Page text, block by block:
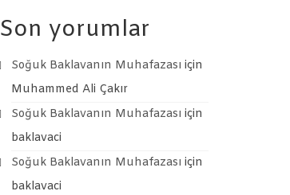
Son yorumlar
Soğuk Baklavanın Muhafazası için
Muhammed Ali Çakır
Soğuk Baklavanın Muhafazası için
baklavaci
Soğuk Baklavanın Muhafazası için
baklavaci